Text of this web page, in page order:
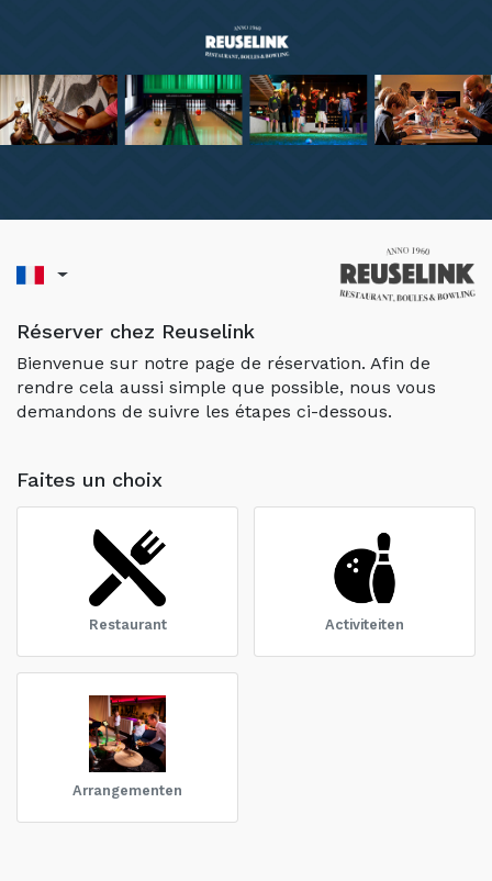
Réserver chez Reuselink
Bienvenue sur notre page de réservation. Afin de
rendre cela aussi simple que possible, nous vous
demandons de suivre les étapes ci-dessous.
Faites un choix
Restaurant Activiteiten
Arrangementen